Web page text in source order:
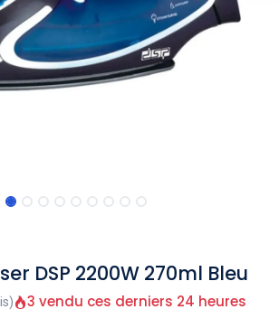
DSP 2200W 270ml Bleu
3 vendu ces derniers 24 heures